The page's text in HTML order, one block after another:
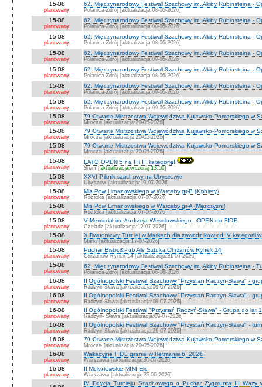
15-08
planowany
62. Międzynarodowy Festiwal Szachowy im. Akiby Rubinsteina -
Polanica-Zdrój [aktualizacja:08-05-2026]
15-08
planowany
62. Międzynarodowy Festiwal Szachowy im. Akiby Rubinsteina -
Polanica-Zdrój [aktualizacja:08-05-2026]
15-08
planowany
62. Międzynarodowy Festiwal Szachowy im. Akiby Rubinsteina -
Polanica-Zdrój [aktualizacja:08-05-2026]
15-08
planowany
62. Międzynarodowy Festiwal Szachowy im. Akiby Rubinsteina -
Polanica-Zdrój [aktualizacja:09-05-2026]
15-08
planowany
62. Międzynarodowy Festiwal Szachowy im. Akiby Rubinsteina -
Polanica-Zdrój [aktualizacja:08-05-2026]
15-08
planowany
62. Międzynarodowy Festiwal Szachowy im. Akiby Rubinsteina -
Polanica-Zdrój [aktualizacja:09-05-2026]
15-08
planowany
62. Międzynarodowy Festiwal Szachowy im. Akiby Rubinsteina -
Polanica-Zdrój [aktualizacja:09-05-2026]
15-08
planowany
79 Otwarte Mistrzostwa Województwa Kujawsko-Pomorskiego w
Mrocza [aktualizacja:20-05-2026]
15-08
planowany
79 Otwarte Mistrzostwa Województwa Kujawsko-Pomorskiego w
Mrocza [aktualizacja:20-05-2026]
15-08
planowany
79 Otwarte Mistrzostwa Województwa Kujawsko-Pomorskiego w
Mrocza [aktualizacja:20-05-2026]
15-08
planowany
LATO OPEN 5 na II i III kategorię!
Śrem [aktualizacja:wczoraj 13:10]
15-08
planowany
XXVI Piknik szachowy na Ubyszowie
Ubyszów [aktualizacja:19-07-2026]
15-08
planowany
Mis Pow Limanowskiego w Warcaby gr-B (Kobiety)
Roztoka [aktualizacja:07-07-2026]
15-08
planowany
Mis Pow Limanowskiego w Warcaby gr-A (Mężczyzni)
Roztoka [aktualizacja:07-07-2026]
15-08
planowany
V Memoriał im. Andrzeja Wesołowskiego - OPEN do FIDE
Czeladź [aktualizacja:12-07-2026]
15-08
planowany
X Dwudniowy Turniej w Markach dla zawodnikow od IV kategorii
Marki [aktualizacja:17-07-2026]
15-08
planowany
Puchar Bistro&Pub Ale Sztuka Chrzanów Rynek 14
Chrzanów Rynek 14 [aktualizacja:31-07-2026]
15-08
planowany
62. Międzynarodowy Festiwal Szachowy im. Akiby Rubinsteina -
Polanica-Zdrój [aktualizacja:06-08-2026]
16-08
planowany
II Ogólnopolski Festiwal Szachowy "Przystan Radzyn-Sława" -
Radzyn-Sława [aktualizacja:09-07-2026]
16-08
planowany
II Ogólnopolski Festiwal Szachowy "Przystań Radzyn-Sława" -
Radzyn-Sława [aktualizacja:09-07-2026]
16-08
planowany
II Ogólnopolski Festiwal "Przystań Radzyń-Sława" - Grupa do lat
Radzyn- Sława [aktualizacja:09-07-2026]
16-08
planowany
II Ogólnopolski Festiwal Szachowy "Przystań Radzyn-Sława" -
Radzyń-Sława [aktualizacja:26-07-2026]
16-08
planowany
79 Otwarte Mistrzostwa Województwa Kujawsko-Pomorskiego w
Mrocza [aktualizacja:20-05-2026]
16-08
planowany
Wakacyjne FIDE granie w Hetmanie 6_2026
Warszawa [aktualizacja:30-07-2026]
16-08
planowany
II Mokotowskie MINI-Elo
Warszawa [aktualizacja:25-06-2026]
IV Edycja Turnieju Szachowego o Puchar Zygmunta III Wazy